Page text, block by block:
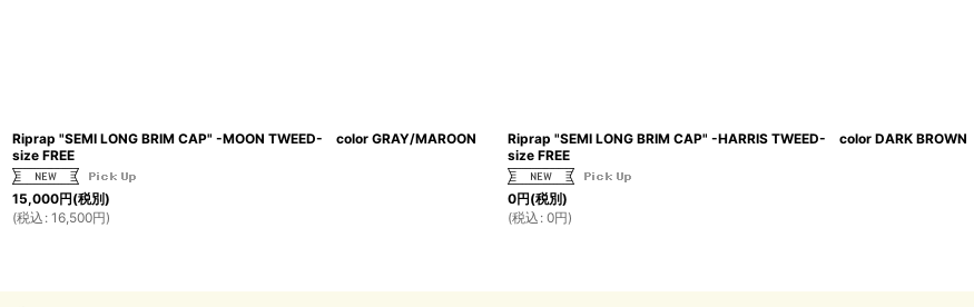
Riprap "SEMI LONG BRIM CAP" -MOON TWEED- color GRAY/MAROON
size FREE
15,000円(税別)
(税込 : 16,500円)
Riprap "SEMI LONG BRIM CAP" -HARRIS TWEED- color DARK BROWN
size FREE
0円(税別)
(税込 : 0円)